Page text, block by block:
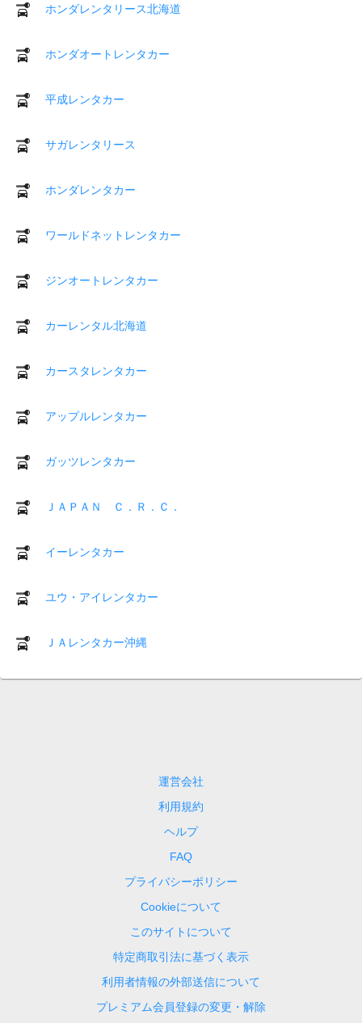
ホンダレンタリース北海道
ホンダオートレンタカー
平成レンタカー
サガレンタリース
ホンダレンタカー
ワールドネットレンタカー
ジンオートレンタカー
カーレンタル北海道
カースタレンタカー
アップルレンタカー
ガッツレンタカー
ＪＡＰＡＮ Ｃ．Ｒ．Ｃ．
イーレンタカー
ユウ・アイレンタカー
ＪＡレンタカー沖縄
運営会社
利用規約
ヘルプ
FAQ
プライバシーポリシー
Cookieについて
このサイトについて
特定商取引法に基づく表示
利用者情報の外部送信について
プレミアム会員登録の変更・解除